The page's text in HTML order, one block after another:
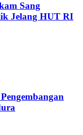
Sang
Jelang HUT RI